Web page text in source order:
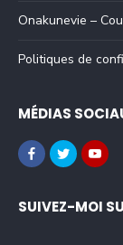
Onakunevie –
Politiques de
MÉDIAS
SUIVEZ-MOI